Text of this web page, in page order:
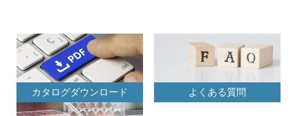
カタログダウンロード よくある質問